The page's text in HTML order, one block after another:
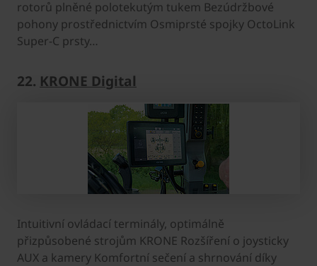
rotorů plněné polotekutým tukem Bezúdržbové
pohony prostřednictvím Osmiprsté spojky OctoLink
Super-C prsty…
22. KRONE Digital
Intuitivní ovládací terminály, optimálně
přizpůsobené strojům KRONE Rozšíření o joysticky
AUX a kamery Komfortní sečení a shrnování díky